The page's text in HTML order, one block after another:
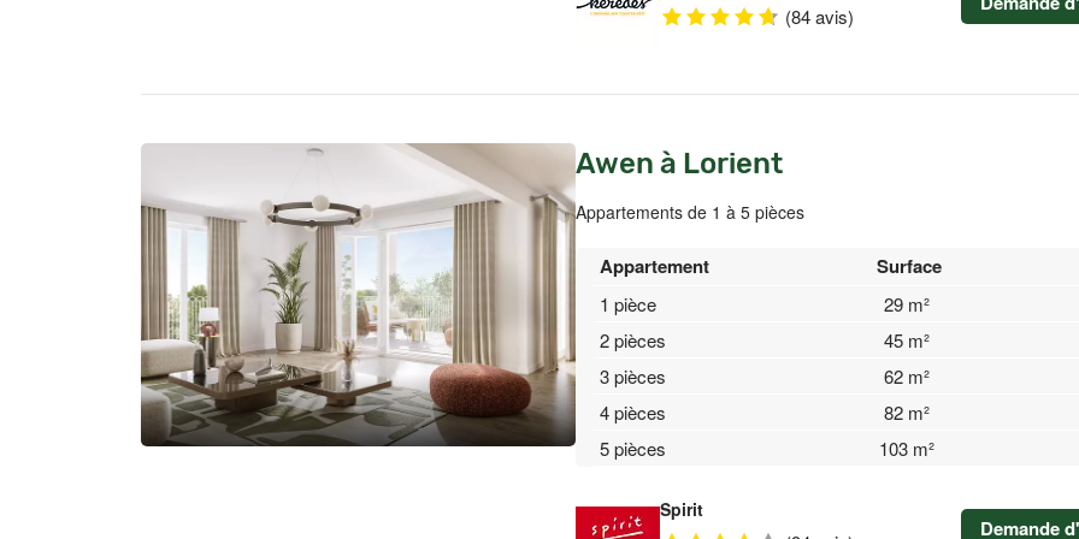
(84 avis)
Awen à Lorient
Appartements de 1 à 5 pièces
Appartement Surface
1 pièce
29 m²
2 pièces
45 m²
3 pièces
62 m²
4 pièces
82 m²
5 pièces
103 m²
Spirit
Demande